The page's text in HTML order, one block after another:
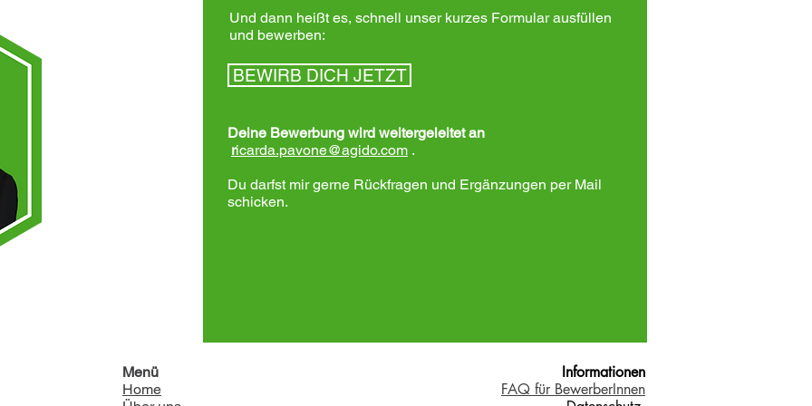
Und dann heißt es, schnell unser kurzes Formular ausfüllen
und bewerben:
BEWIRB DICH JETZT
Deine Bewerbung wird weitergeleitet an
ricarda.pavone@agido.com .
Du darfst mir gerne Rückfragen und Ergänzungen per Mail
schicken.
Menü
Home
Informationen
FAQ für BewerberInnen